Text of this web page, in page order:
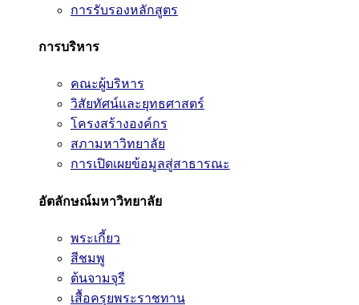
การรับรองหลักสูตร
การบริหาร
คณะผู้บริหาร
วิสัยทัศน์และยุทธศาสตร์
โครงสร้างองค์กร
สภามหาวิทยาลัย
การเปิดเผยข้อมูลสู่สาธารณะ
อัตลักษณ์มหาวิทยาลัย
พระเกี้ยว
สีชมพู
ต้นจามจุรี
เสื้อครุยพระราชทาน